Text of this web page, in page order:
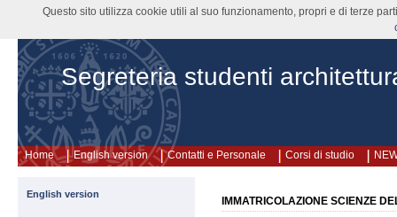
Segreteria studenti
Home English version Contatti e Personale Corsi di studio
IMMATRICOLAZIONE SCIENZE
English version
Questo sito utilizza cookie utili al suo funzionamento, propri e di terze